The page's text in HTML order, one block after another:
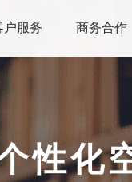
户服务 商务合作
化